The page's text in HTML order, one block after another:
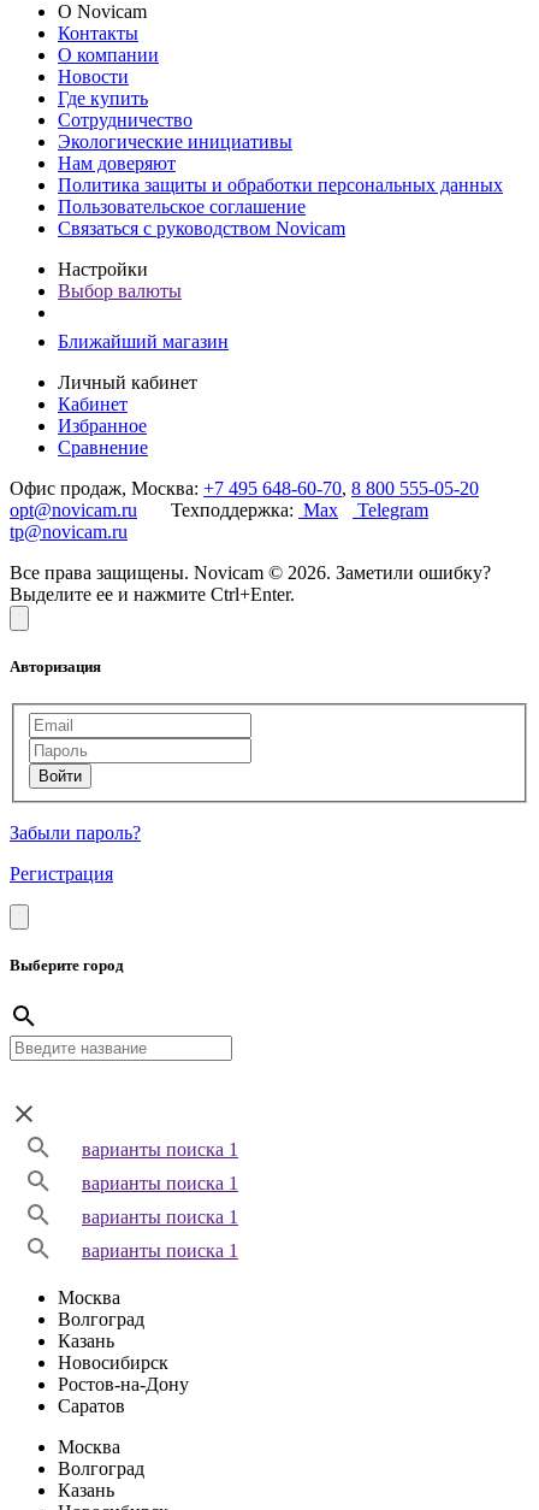
О Novicam
Контакты
О компании
Новости
Где купить
Сотрудничество
Экологические инициативы
Нам доверяют
Политика защиты и обработки персональных данных
Пользовательское соглашение
Связаться с руководством Novicam
Настройки
Выбор валюты
Ближайший магазин
Личный кабинет
Кабинет
Избранное
Сравнение
Офис продаж, Москва: +7 495 648-60-70, 8 800 555-05-20
opt@novicam.ru Техподдержка: Max
Telegram
tp@novicam.ru
Все права защищены. Novicam © 2026. Заметили ошибку?
Выделите ее и нажмите Ctrl+Enter.
Авторизация
Забыли пароль?
Регистрация
Выберите город
варианты поиска 1
варианты поиска 1
варианты поиска 1
варианты поиска 1
Москва
Волгоград
Казань
Новосибирск
Ростов-на-Дону
Саратов
Москва
Волгоград
Казань